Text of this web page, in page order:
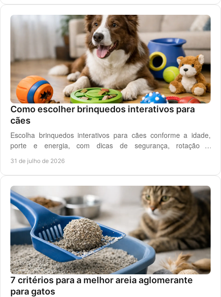
Como escolher brinquedos interativos para
cães
Escolha brinquedos interativos para cães conforme a idade,
porte e energia, com dicas de segurança, rotação e
31 de julho de 2026
7 critérios para a melhor areia aglomerante
para gatos